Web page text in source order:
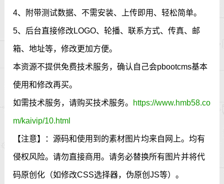
4、附带测试数据、不需安装、上传即用、轻松简单。
5、后台直接修改LOGO、轮播、联系方式、传真、邮
箱、地址等，修改更加方便。
本资源不提供免费技术服务，确认自己会pbootcms基本
使用和修改再买。
如需技术服务，请购买技术服务。 https://www.hmb58.co
m/kaivip/10.html
【注意】：源码和使用到的素材图片均来自网上。均有
侵权风险。请勿直接商用。请务必替换所有图片并将代
码原创化（如修改CSS选择器，伪原创JS等）。